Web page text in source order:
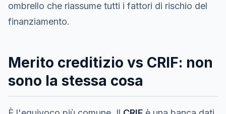
ombrello che riassume tutti i fattori di rischio del
finanziamento.
Merito creditizio vs CRIF: non
sono la stessa cosa